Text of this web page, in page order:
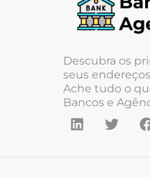
Descubra os
seus
Ache tudo o
Bancos e